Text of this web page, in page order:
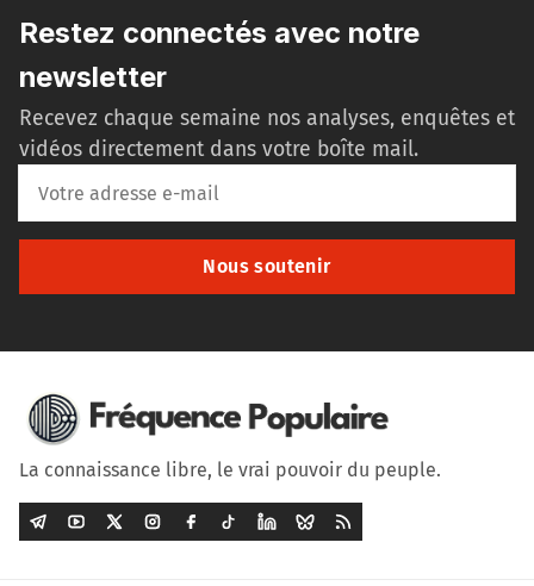
Restez connectés avec notre
newsletter
Recevez chaque semaine nos analyses, enquêtes et
vidéos directement dans votre boîte mail.
Nous soutenir
La connaissance libre, le vrai pouvoir du peuple.